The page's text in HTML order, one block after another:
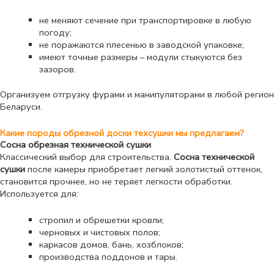
не меняют сечение при транспортировке в любую
погоду;
не поражаются плесенью в заводской упаковке;
имеют точные размеры – модули стыкуются без
зазоров.
Организуем отгрузку фурами и манипуляторами в любой регион
Беларуси.
Какие породы обрезной доски техсушки мы предлагаем?
Сосна обрезная технической сушки
Классический выбор для строительства. Сосна технической
сушки после камеры приобретает легкий золотистый оттенок,
становится прочнее, но не теряет легкости обработки.
Используется для:
стропил и обрешетки кровли;
черновых и чистовых полов;
каркасов домов, бань, хозблоков;
производства поддонов и тары.